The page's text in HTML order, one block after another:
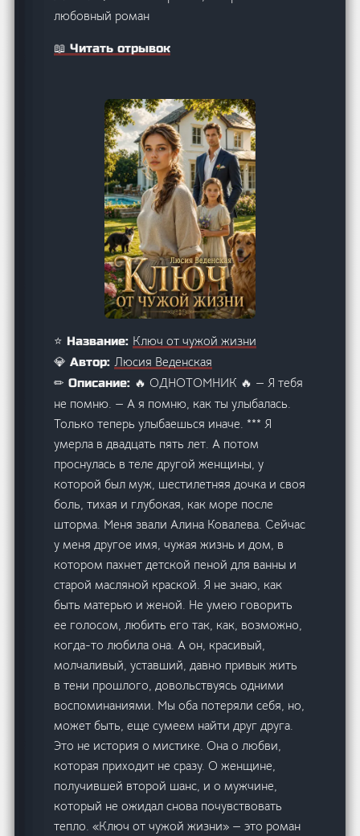
любовный роман
📖 Читать отрывок
⭐ Название: Ключ от чужой жизни
💎 Автор:Люсия Веденская
✏ Описание: 🔥 ОДНОТОМНИК 🔥 — Я тебя
не помню. — А я помню, как ты улыбалась.
Только теперь улыбаешься иначе. *** Я
умерла в двадцать пять лет. А потом
проснулась в теле другой женщины, у
которой был муж, шестилетняя дочка и своя
боль, тихая и глубокая, как море после
шторма. Меня звали Алина Ковалева. Сейчас
у меня другое имя, чужая жизнь и дом, в
котором пахнет детской пеной для ванны и
старой масляной краской. Я не знаю, как
быть матерью и женой. Не умею говорить
ее голосом, любить его так, как, возможно,
когда-то любила она. А он, красивый,
молчаливый, уставший, давно привык жить
в тени прошлого, довольствуясь одними
воспоминаниями. Мы оба потеряли себя, но,
может быть, еще сумеем найти друг друга.
Это не история о мистике. Она о любви,
которая приходит не сразу. О женщине,
получившей второй шанс, и о мужчине,
который не ожидал снова почувствовать
тепло. «‎Ключ от чужой жизни» — это роман